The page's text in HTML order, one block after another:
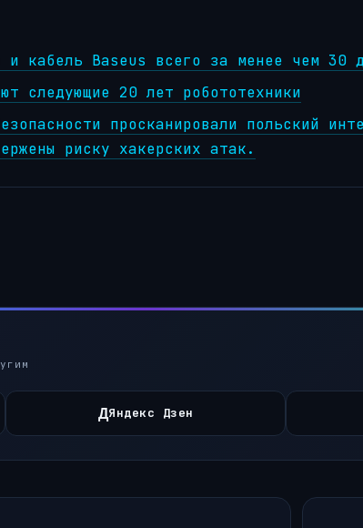
и кабель Baseus всего за менее чем 30
следующие 20 лет робототехники
просканировали польский
риску хакерских атак.
ДЯндекс Дзен